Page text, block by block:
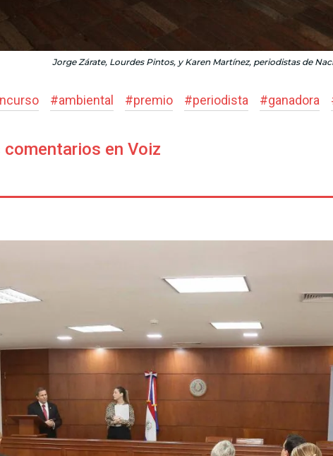
Jorge Zárate, Lourdes Pintos, y Karen Martínez, periodistas de
#ambiental #premio #periodista #ganadora
en Voiz